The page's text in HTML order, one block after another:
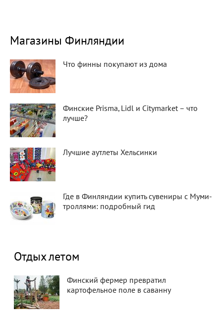
Магазины Финляндии
Что финны покупают из дома
Финские Prisma, Lidl и Citymarket – что
лучше?
Лучшие аутлеты Хельсинки
Где в Финляндии купить сувениры с Муми-
троллями: подробный гид
Отдых летом
Финский фермер превратил
картофельное поле в саванну